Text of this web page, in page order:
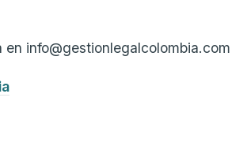
en info@gestionlegalcolombia.com